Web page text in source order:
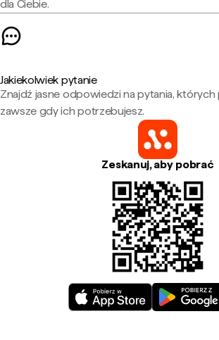
dla Ciebie.
Jakiekolwiek pytanie
Znajdź jasne odpowiedzi na pytania,
zawsze gdy ich potrzebujesz.
Zeskanuj, aby pobrać